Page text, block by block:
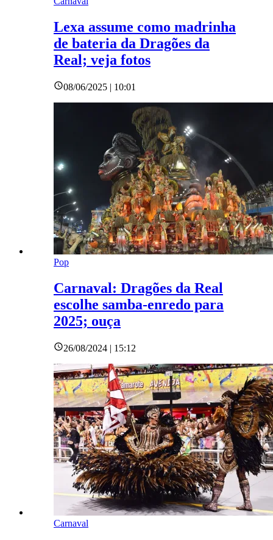
Lexa assume como madrinha
de bateria da Dragões da
Real; veja fotos
08/06/2025 | 10:01
Pop
Carnaval: Dragões da Real
escolhe samba-enredo para
2025; ouça
26/08/2024 | 15:12
Carnaval